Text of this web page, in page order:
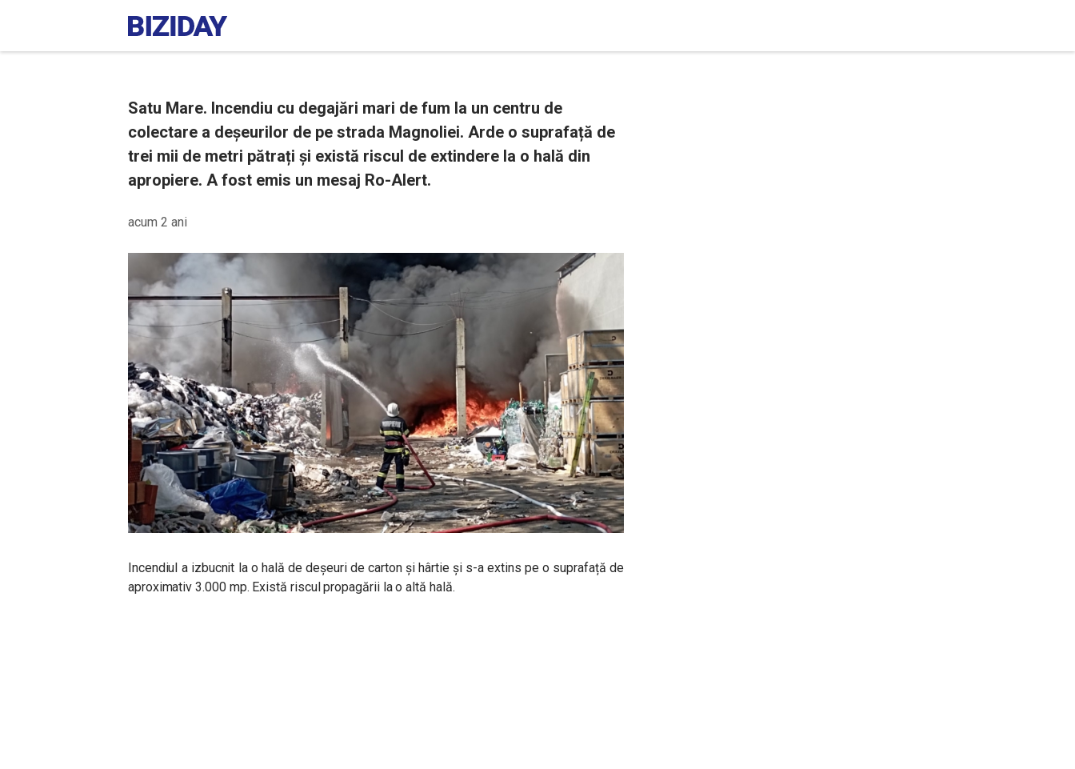
Satu Mare. Incendiu cu degajări mari de fum la un centru de
colectare a deșeurilor de pe strada Magnoliei. Arde o suprafață de
trei mii de metri pătrați și există riscul de extindere la o hală din
apropiere. A fost emis un mesaj Ro-Alert.
acum 2 ani
Incendiul a izbucnit la o hală de deșeuri de carton și hârtie și s-a extins pe o suprafață de
aproximativ 3.000 mp. Există riscul propagării la o altă hală.